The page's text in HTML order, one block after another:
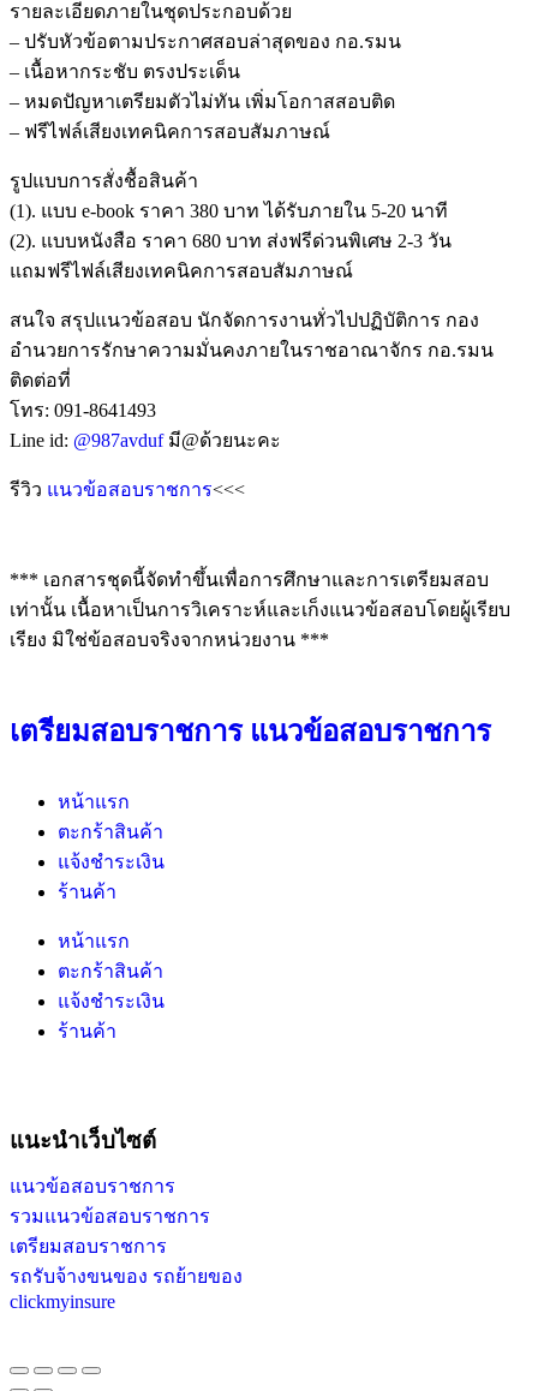
รายละเอียดภายในชุดประกอบด้วย
– ปรับหัวข้อตามประกาศสอบล่าสุดของ กอ.รมน
– เนื้อหากระชับ ตรงประเด็น
– หมดปัญหาเตรียมตัวไม่ทัน เพิ่มโอกาสสอบติด
– ฟรีไฟล์เสียงเทคนิคการสอบสัมภาษณ์
รูปแบบการสั่งชื้อสินค้า
(1). แบบ e-book ราคา 380 บาท ได้รับภายใน 5-20 นาที
(2). แบบหนังสือ ราคา 680 บาท ส่งฟรีด่วนพิเศษ 2-3 วัน
แถมฟรีไฟล์เสียงเทคนิคการสอบสัมภาษณ์
สนใจ สรุปแนวข้อสอบ นักจัดการงานทั่วไปปฏิบัติการ กอง
อำนวยการรักษาความมั่นคงภายในราชอาณาจักร กอ.รมน
ติดต่อที่
โทร: 091-8641493
Line id: @987avdufมี@ด้วยนะคะ
รีวิว แนวข้อสอบราชการ<<<
*** เอกสารชุดนี้จัดทำขึ้นเพื่อการศึกษาและการเตรียมสอบ
เท่านั้น เนื้อหาเป็นการวิเคราะห์และเก็งแนวข้อสอบโดยผู้เรียบ
เรียง มิใช่ข้อสอบจริงจากหน่วยงาน ***
เตรียมสอบราชการ แนวข้อสอบราชการ
หน้าแรก
ตะกร้าสินค้า
แจ้งชำระเงิน
ร้านค้า
หน้าแรก
ตะกร้าสินค้า
แจ้งชำระเงิน
ร้านค้า
แนะนำเว็บไซต์
แนวข้อสอบราชการ
รวมแนวข้อสอบราชการ
เตรียมสอบราชการ
รถรับจ้างขนของ รถย้ายของ
clickmyinsure